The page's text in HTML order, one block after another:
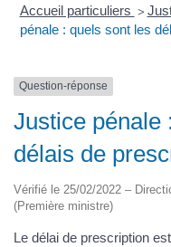
Accueil particuliers >
pénale : quels sont les
Question-réponse
Justice pénale
délais de
Vérifié le 25/02/2022 –
(Première ministre)
Le délai de prescription